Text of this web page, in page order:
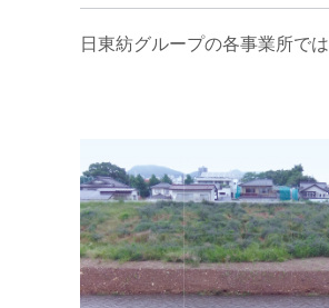
日東紡グループの各事業所で